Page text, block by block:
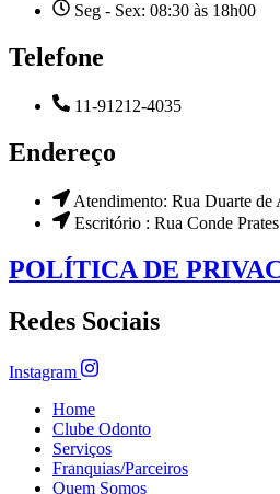
Seg - Sex: 08:30 às 18h00
Telefone
11-91212-4035
Endereço
Atendimento: Rua Duarte de
Escritório : Rua Conde
POLÍTICA DE
Redes Sociais
Instagram
Home
Clube Odonto
Serviços
Franquias/Parceiros
Quem Somos